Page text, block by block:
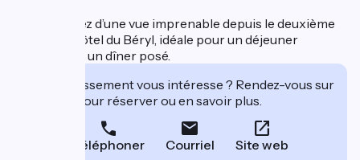
Vous profitez d’une vue imprenable depuis le deuxième
étage de l’Hôtel du Béryl, idéale pour un déjeuner
lumineux ou un dîner posé.
Cet établissement vous intéresse ? Rendez-vous sur
leur site pour réserver ou en savoir plus.
Téléphoner Courriel Site web